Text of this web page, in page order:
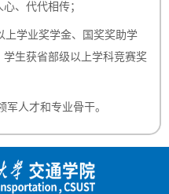
、代代相传；
学业奖学金、国奖奖助学
生获省部级以上学科竞赛奖
人才和专业骨干。